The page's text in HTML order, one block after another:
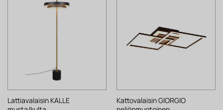
Lattiavalaisin KALLE
Kattovalaisin GIORGIO